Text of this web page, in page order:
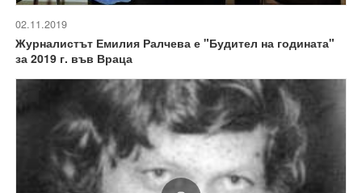
02.11.2019
Журналистът Емилия Ралчева е "Будител на годината"
за 2019 г. във Враца